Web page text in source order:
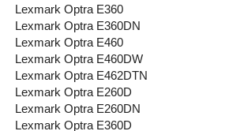
Lexmark Optra E360
Lexmark Optra E360DN
Lexmark Optra E460
Lexmark Optra E460DW
Lexmark Optra E462DTN
Lexmark Optra E260D
Lexmark Optra E260DN
Lexmark Optra E360D